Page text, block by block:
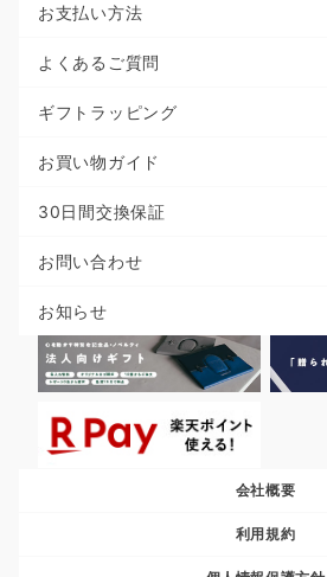
お支払い方法
よくあるご質問
ギフトラッピング
お買い物ガイド
30日間交換保証
お問い合わせ
お知らせ
会社概要
利用規約